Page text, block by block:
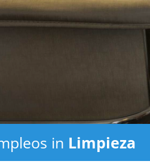
in Limpieza